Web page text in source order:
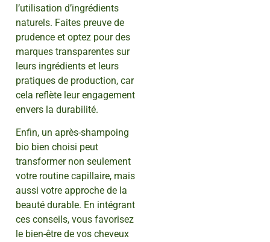
l’utilisation d’ingrédients
naturels. Faites preuve de
prudence et optez pour des
marques transparentes sur
leurs ingrédients et leurs
pratiques de production, car
cela reflète leur engagement
envers la durabilité.
Enfin, un après-shampoing
bio bien choisi peut
transformer non seulement
votre routine capillaire, mais
aussi votre approche de la
beauté durable. En intégrant
ces conseils, vous favorisez
le bien-être de vos cheveux